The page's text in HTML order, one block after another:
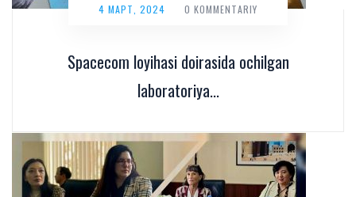
Spacecom loyihasi doirasida ochilgan
laboratoriya...
4 МАРТ, 2024 0 KOMMENTARIY